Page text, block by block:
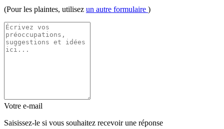
(Pour les plaintes, utilisez un autre formulaire )
Votre e-mail
Saisissez-le si vous souhaitez recevoir une réponse